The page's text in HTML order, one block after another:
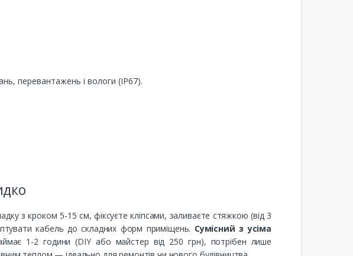
перевантажень і вологи (IP67).
з кроком 5-15 см, фіксуєте кліпсами, заливаєте стяжкою (від 3
кабель до складних форм приміщень. Сумісний з усіма
1-2 години (DIY або майстер від 250 грн), потрібен лише